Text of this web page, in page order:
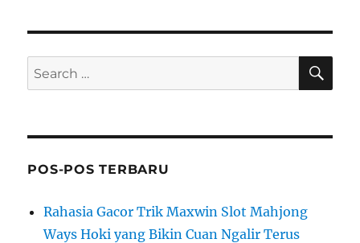
Search
for:
POS-POS TERBARU
Rahasia Gacor Trik Maxwin Slot Mahjong
Ways Hoki yang Bikin Cuan Ngalir Terus